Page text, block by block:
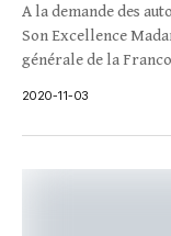
A la demande des
Son Excellence
générale de la
2020-11-03